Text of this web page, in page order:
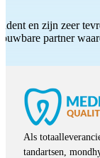
en zijn zeer
partner
Als
tandartsen,